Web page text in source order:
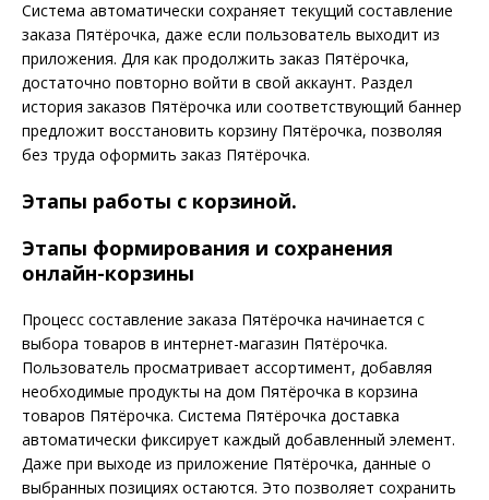
Система автоматически сохраняет текущий составление
заказа Пятёрочка, даже если пользователь выходит из
приложения. Для как продолжить заказ Пятёрочка,
достаточно повторно войти в свой аккаунт. Раздел
история заказов Пятёрочка или соответствующий баннер
предложит восстановить корзину Пятёрочка, позволяя
без труда оформить заказ Пятёрочка.
Этапы работы с корзиной.
Этапы формирования и сохранения
онлайн-корзины
Процесс составление заказа Пятёрочка начинается с
выбора товаров в интернет-магазин Пятёрочка.
Пользователь просматривает ассортимент, добавляя
необходимые продукты на дом Пятёрочка в корзина
товаров Пятёрочка. Система Пятёрочка доставка
автоматически фиксирует каждый добавленный элемент.
Даже при выходе из приложение Пятёрочка, данные о
выбранных позициях остаются. Это позволяет сохранить